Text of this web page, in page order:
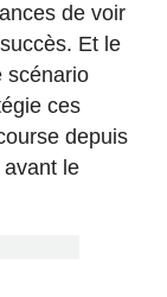
de voir
Et le
scénario
ces
depuis
le